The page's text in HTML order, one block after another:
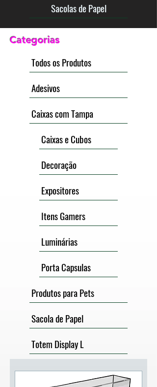
Sacolas de Papel
Categorias
Todos os Produtos
Adesivos
Caixas com Tampa
Caixas e Cubos
Decoração
Expositores
Itens Gamers
Luminárias
Porta Capsulas
Produtos para Pets
Sacola de Papel
Totem Display L